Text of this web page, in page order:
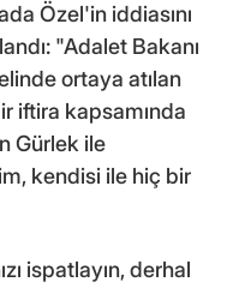
Özel'in iddiasını
"Adalet Bakanı
ortaya atılan
iftira kapsamında
Gürlek ile
kendisi ile hiç bir
ispatlayın, derhal